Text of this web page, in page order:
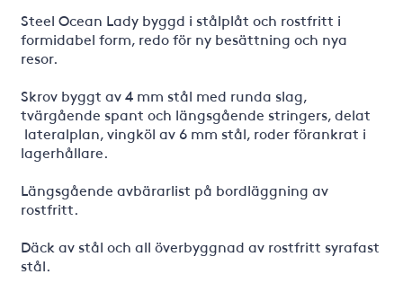
Steel Ocean Lady byggd i stålplåt och rostfritt i
formidabel form, redo för ny besättning och nya
resor.
Skrov byggt av 4 mm stål med runda slag,
tvärgående spant och längsgående stringers, delat
lateralplan, vingköl av 6 mm stål, roder förankrat i
lagerhållare.
Längsgående avbärarlist på bordläggning av
rostfritt.
Däck av stål och all överbyggnad av rostfritt syrafast
stål.